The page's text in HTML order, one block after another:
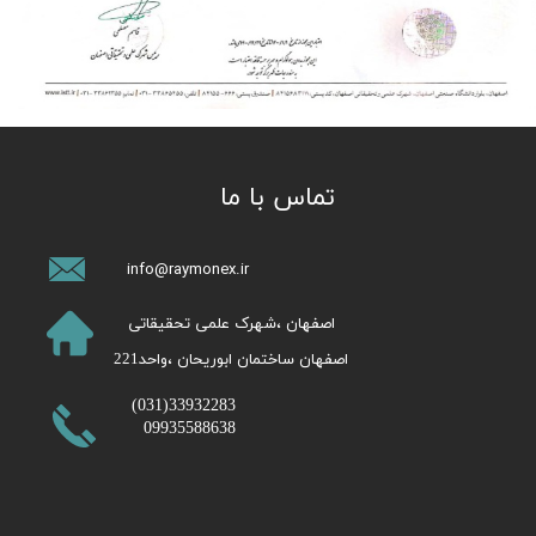
تماس با ما
info@raymonex.ir
​اصفهان ،شهرک علمی تحقیقاتی
اصفهان ساختمان ابوریحان ،واحد221​​​​​​​
​33932283(031)
09935588638